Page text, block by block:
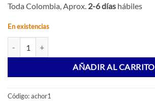
Toda Colombia, Aprox. 2-6 días hábiles
En existencias
AÑADIR AL CARRITO
Código:achor1